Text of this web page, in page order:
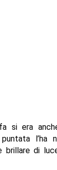
si era
l’ha
di